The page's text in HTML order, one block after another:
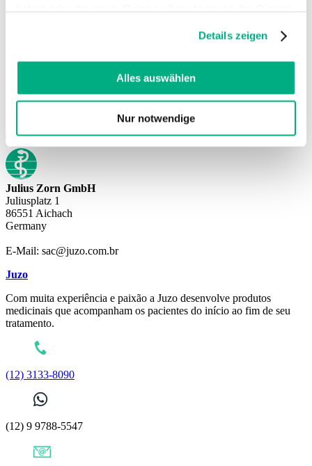
Cookies, wenn Sie unsere Webseite weiterhin nutzen.
Weitere Informationen finden Sie in
DatenschutzerklärungundImpressum
Details zeigen
Alles auswählen
Nur notwendige
Juzo USA
Julius Zorn GmbH
Juliusplatz 1
86551 Aichach
Germany
E-Mail: sac@juzo.com.br
Juzo
Com muita experiência e paixão a Juzo desenvolve produtos
medicinais que acompanham os pacientes do início ao fim de seu
tratamento.
(12) 3133-8090
(12) 9 9788-5547